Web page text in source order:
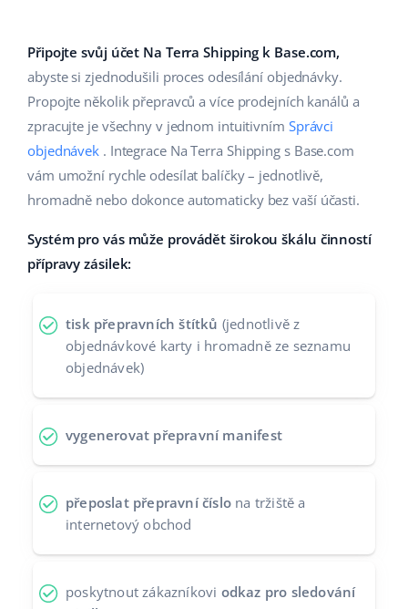
Správa přepravy
Automatizace procesů
Base Connect
AI pro e-commerce
Base Analytics
Domov a zahrada
Výrobky pro děti
Elektronika
Automobilové díly
Supermarket
Móda
Podpora
Akademie
Blog
Kalendář webinářů a eventů
Služby
Audit účtu
Kalkulačka růstu tržeb a úspor s Base
Partneři
Čeština
english (US)
english (GB)
english (IN)
deutsch
español (AR)
Italiano
polski
português (BR)
română
Připojte svůj účet Na Terra Shipping k Base.com,
abyste si zjednodušili proces odesílání objednávky.
Propojte několik přepravců a více prodejních kanálů a
zpracujte je všechny v jednom intuitivním Správci
objednávek . Integrace Na Terra Shipping s Base.com
vám umožní rychle odesílat balíčky – jednotlivě,
hromadně nebo dokonce automaticky bez vaší účasti.
Systém pro vás může provádět širokou škálu činností
přípravy zásilek:
tisk přepravních štítků (jednotlivě z
objednávkové karty i hromadně ze seznamu
objednávek)
vygenerovat přepravní manifest
přeposlat přepravní číslo na tržiště a
internetový obchod
poskytnout zákazníkovi odkaz pro sledování